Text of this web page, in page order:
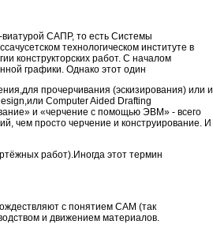
САПР, то есть Системы
технологическом институте в
конструкторских работ. С началом
графики. Однако этот один
прочерчивания (эскизирования) или и
Computer Aided Drafting
и «черчение с помощью ЭВМ» - всего
чем просто черчение и конструирование. И
работ).Иногда этот термин
с понятием CAM (так
и движением материалов.